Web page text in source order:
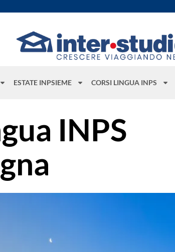
ESTATE INPSIEME CORSI LINGUA INPS
INPS